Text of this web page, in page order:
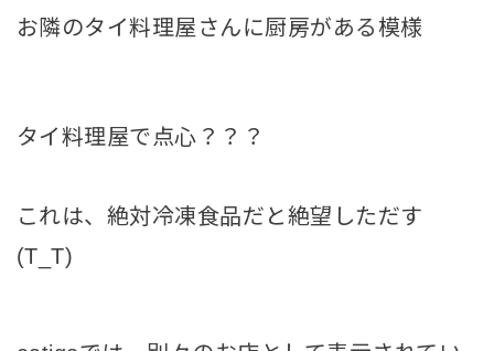
お隣のタイ料理屋さんに厨房がある模様
タイ料理屋で点心？？？
これは、絶対冷凍食品だと絶望しただす
(T_T)